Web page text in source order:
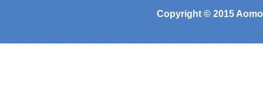
Copyright © 2015